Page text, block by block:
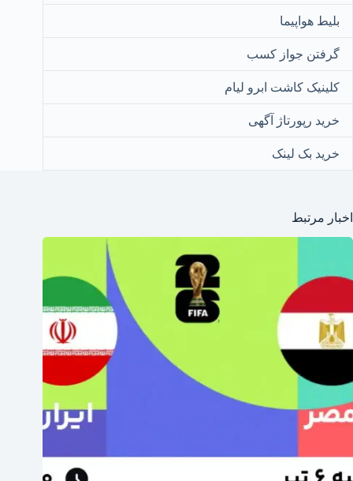
بلیط هواپیما
گرفتن جواز کسب
کلینیک کاشت ابرو لیام
خرید رپورتاژ آگهی
خرید بک لینک
اخبار مرتبط